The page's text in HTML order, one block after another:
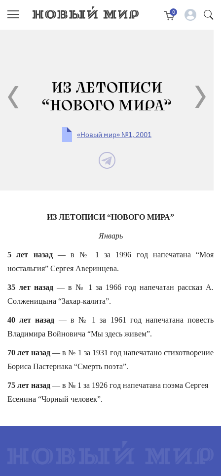
0
ИЗ ЛЕТОПИСИ
“НОВОГО МИРА”
«Новый мир» №1, 2001
ИЗ ЛЕТОПИСИ “НОВОГО МИРА”
Январь
5 лет назад— в № 1 за 1996 год напечатана “Моя
ностальгия” Сергея Аверинцева.
35 лет назад — в № 1 за 1966 год напечатан рассказ А.
Солженицына “Захар-калита”.
40 лет назад — в № 1 за 1961 год напечатана повесть
Владимира Войновича “Мы здесь живем”.
70 лет назад — в № 1 за 1931 год напечатано стихотворение
Бориса Пастернака “Смерть поэта”.
75 лет назад — в № 1 за 1926 год напечатана поэма Сергея
Есенина “Чорный человек”.